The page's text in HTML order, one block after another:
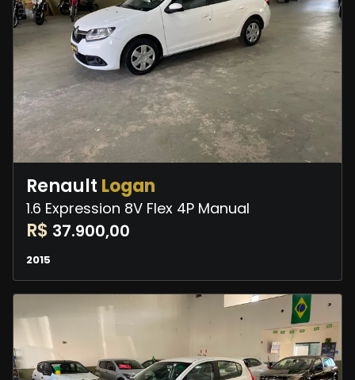
Renault Logan
1.6 Expression 8V Flex 4P Manual
R$ 37.900,00
2015